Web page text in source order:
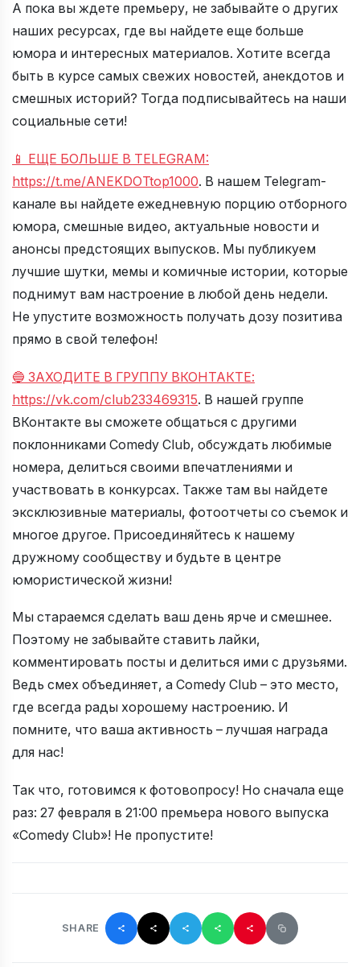
А пока вы ждете премьеру, не забывайте о других
наших ресурсах, где вы найдете еще больше
юмора и интересных материалов. Хотите всегда
быть в курсе самых свежих новостей, анекдотов и
смешных историй? Тогда подписывайтесь на наши
социальные сети!
📱 ЕЩЕ БОЛЬШЕ В TELEGRAM:
https://t.me/ANEKDOTtop1000. В нашем Telegram-
канале вы найдете ежедневную порцию отборного
юмора, смешные видео, актуальные новости и
анонсы предстоящих выпусков. Мы публикуем
лучшие шутки, мемы и комичные истории, которые
поднимут вам настроение в любой день недели.
Не упустите возможность получать дозу позитива
прямо в свой телефон!
🔵 ЗАХОДИТЕ В ГРУППУ ВКОНТАКТЕ:
https://vk.com/club233469315. В нашей группе
ВКонтакте вы сможете общаться с другими
поклонниками Comedy Club, обсуждать любимые
номера, делиться своими впечатлениями и
участвовать в конкурсах. Также там вы найдете
эксклюзивные материалы, фотоотчеты со съемок и
многое другое. Присоединяйтесь к нашему
дружному сообществу и будьте в центре
юмористической жизни!
Мы стараемся сделать ваш день ярче и смешнее.
Поэтому не забывайте ставить лайки,
комментировать посты и делиться ими с друзьями.
Ведь смех объединяет, а Comedy Club – это место,
где всегда рады хорошему настроению. И
помните, что ваша активность – лучшая награда
для нас!
Так что, готовимся к фотовопросу! Но сначала еще
раз: 27 февраля в 21:00 премьера нового выпуска
«Comedy Club»! Не пропустите!
SHARE